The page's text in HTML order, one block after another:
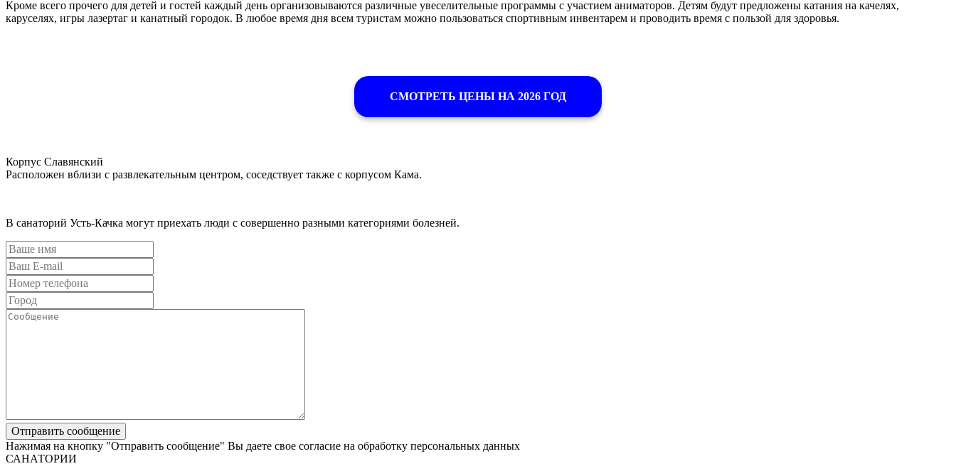
Кроме всего прочего для детей и гостей каждый день организовываются различные увеселительные программы с участием аниматоров. Детям будут предложены катания на качелях,
каруселях, игры лазертаг и канатный городок. В любое время дня всем туристам можно пользоваться спортивным инвентарем и проводить время с пользой для здоровья.
СМОТРЕТЬ ЦЕНЫ НА 2026 ГОД
Корпус Славянский
Расположен вблизи с развлекательным центром, соседствует также с корпусом Кама.
В санаторий Усть-Качка могут приехать люди с совершенно разными категориями болезней.
Нажимая на кнопку "Отправить сообщение" Вы даете свое согласие на обработку персональных данных
САНАТОРИИ